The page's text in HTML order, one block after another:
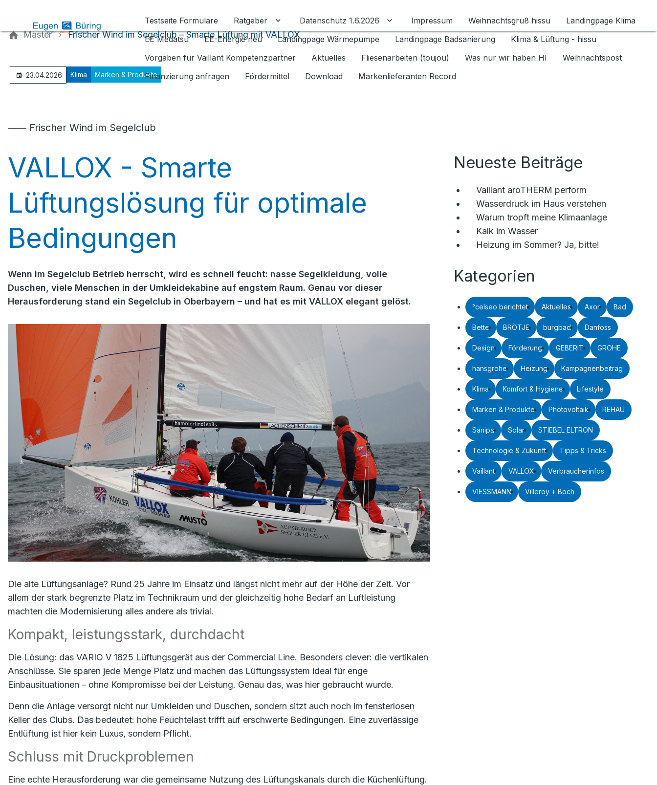
Testseite Formulare
Ratgeber Untermenü für Ratgeber umschalten
Datenschutz 1.6.2026 Untermenü für Datenschutz 1.6.2026 umschalten
Impressum Weihnachtsgruß hissu
Landingpage Klima
EE Medatsu
EE-Energie neu Landingpage Wärmepumpe Landingpage Badsanierung
Klima & Lüftung - hissu
Vorgaben für Vaillant Kompetenzpartner
Aktuelles Fliesenarbeiten (toujou) Was nur wir haben HI
Weihnachtspost
Finanzierung anfragen
Fördermittel Download Markenlieferanten Record
Master Frischer Wind im Segelclub – Smarte Lüftung mit VALLOX
23.04.2026 Klima Marken & Produkte
⸺ Frischer Wind im Segelclub
VALLOX - Smarte
Lüftungslösung für optimale
Bedingungen
Wenn im Segelclub Betrieb herrscht, wird es schnell feucht: nasse Segelkleidung, volle
Duschen, viele Menschen in der Umkleidekabine auf engstem Raum. Genau vor dieser
Herausforderung stand ein Segelclub in Oberbayern – und hat es mit VALLOX elegant gelöst.
Die alte Lüftungsanlage? Rund 25 Jahre im Einsatz und längst nicht mehr auf der Höhe der Zeit. Vor
allem der stark begrenzte Platz im Technikraum und der gleichzeitig hohe Bedarf an Luftleistung
machten die Modernisierung alles andere als trivial.
Kompakt, leistungsstark, durchdacht
Die Lösung: das VARIO V 1825 Lüftungsgerät aus der Commercial Line. Besonders clever: die vertikalen
Anschlüsse. Sie sparen jede Menge Platz und machen das Lüftungssystem ideal für enge
Einbausituationen – ohne Kompromisse bei der Leistung. Genau das, was hier gebraucht wurde.
Denn die Anlage versorgt nicht nur Umkleiden und Duschen, sondern sitzt auch noch im fensterlosen
Keller des Clubs. Das bedeutet: hohe Feuchtelast trifft auf erschwerte Bedingungen. Eine zuverlässige
Entlüftung ist hier kein Luxus, sondern Pflicht.
Schluss mit Druckproblemen
Eine echte Herausforderung war die gemeinsame Nutzung des Lüftungskanals durch die Küchenlüftung.
Neueste Beiträge
Vaillant aroTHERM perform
Wasserdruck im Haus verstehen
Warum tropft meine Klimaanlage
Kalk im Wasser
Heizung im Sommer? Ja, bitte!
Kategorien
°celseo berichtet Aktuelles Axor Bad
Bette BRÖTJE burgbad Danfoss
Design Förderung GEBERIT GROHE
hansgrohe Heizung Kampagnenbeitrag
Klima Komfort & Hygiene Lifestyle
Marken & Produkte Photovoltaik REHAU
Sanipa Solar STIEBEL ELTRON
Technologie & Zukunft Tipps & Tricks
Vaillant VALLOX Verbraucherinfos
VIESSMANN Villeroy + Boch